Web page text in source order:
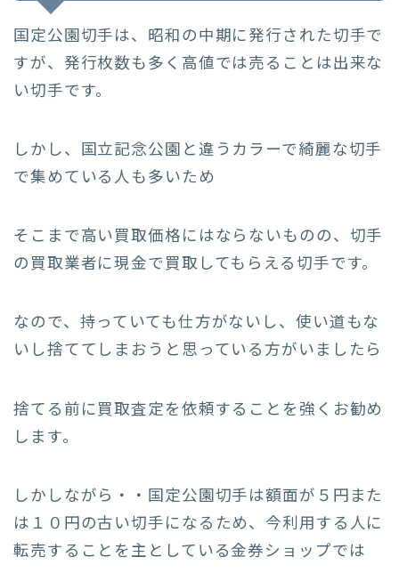
国定公園切手は、昭和の中期に発行された切手で
すが、発行枚数も多く高値では売ることは出来な
い切手です。
しかし、国立記念公園と違うカラーで綺麗な切手
で集めている人も多いため
そこまで高い買取価格にはならないものの、切手
の買取業者に現金で買取してもらえる切手です。
なので、持っていても仕方がないし、使い道もな
いし捨ててしまおうと思っている方がいましたら
捨てる前に買取査定を依頼することを強くお勧め
します。
しかしながら・・国定公園切手は額面が５円また
は１０円の古い切手になるため、今利用する人に
転売することを主としている金券ショップでは